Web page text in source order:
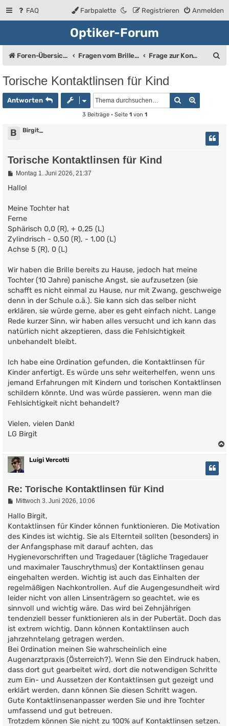
FAQ Anmelden
Registrieren
Farbpalette
Optiker-Forum
Foren-Übersicht Fragen vom Brillenträger an den Augenoptiker Frage zur Kontaktlinse
Torische Kontaktlinsen für Kind
Antworten Suche
3 Beiträge • Seite 1von 1
B Birgit_
Torische Kontaktlinsen für Kind
B
i
a
g
Montag 1. Juni 2026, 21:37
Hallo!
Meine Tochter hat
Ferne
Sphärisch 0,0 (R), + 0,25 (L)
Zylindrisch - 0,50 (R), - 1,00 (L)
Achse 5 (R), 0 (L)
Wir haben die Brille bereits zu Hause, jedoch hat meine
Tochter (10 Jahre) panische Angst, sie aufzusetzen (sie
schafft es nicht einmal zu Hause, nur mit Zwang, geschweige
denn in der Schule o.ä.). Sie kann sich das selber nicht
erklären, sie würde gerne, aber es geht einfach nicht. Lange
Rede kurzer Sinn, wir haben alles versucht und ich kann das
natürlich nicht akzeptieren, dass die Fehlsichtigkeit
unbehandelt bleibt.
Ich habe eine Ordination gefunden, die Kontaktlinsen für
Kinder anfertigt. Es würde uns sehr weiterhelfen, wenn uns
jemand Erfahrungen mit Kindern und torischen Kontaktlinsen
schildern könnte. Und was würde passieren, wenn man die
Fehlsichtigkeit nicht behandelt?
Vielen, vielen Dank!
LG Birgit
Luigi Vercotti
Re: Torische Kontaktlinsen für Kind
B
i
r
a
g
Mittwoch 3. Juni 2026, 10:06
Hallo Birgit,
Kontaktlinsen für Kinder können funktionieren. Die Motivation
des Kindes ist wichtig. Sie als Elternteil sollten (besonders) in
der Anfangsphase mit darauf achten, das
Hygienevorschriften und Tragedauer (tägliche Tragedauer
und maximaler Tauschrythmus) der Kontaktlinsen genau
eingehalten werden. Wichtig ist auch das Einhalten der
regelmäßigen Nachkontrollen. Auf die Augengesundheit wird
leider nicht von allen Linsenträgern so geachtet, wie es
sinnvoll und wichtig wäre. Das wird bei Zehnjährigen
tendenziell besser funktionieren als in der Pubertät. Doch das
ist extrem wichtig. Dann können Kontaktlinsen auch
jahrzehntelang getragen werden.
Bei Ordination meinen Sie wahrscheinlich eine
Augenarztpraxis (Österreich?). Wenn Sie den Eindruck haben,
dass dort gut gearbeitet wird, dort die notwendigen Schritte
zum Ein- und Aussetzen der Kontaktlinsen gut gezeigt und
erklärt werden, dann können Sie diesen Schritt wagen.
Gute Kontaktlinsenanpasser werden Sie und ihre Tochter
umfassend und gut betreuen.
Trotzdem können Sie nicht zu 100% auf Kontaktlinsen setzen.